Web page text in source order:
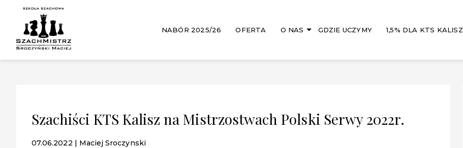
NABÓR 2025/26 OFERTA O NAS GDZIE UCZYMY 1,5% DLA KTS KALISZ
Szachiści KTS Kalisz na Mistrzostwach Polski Serwy 2022r.
07.06.2022 | Maciej Sroczynski